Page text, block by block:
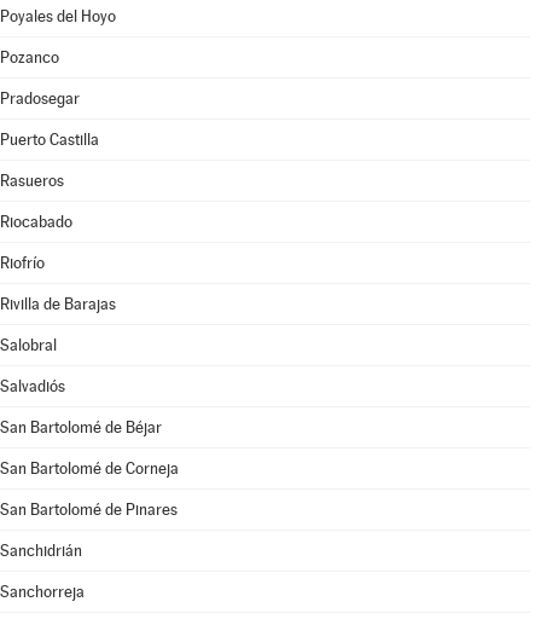
Poyales del Hoyo
Pozanco
Pradosegar
Puerto Castilla
Rasueros
Riocabado
Riofrío
Rivilla de Barajas
Salobral
Salvadiós
San Bartolomé de Béjar
San Bartolomé de Corneja
San Bartolomé de Pinares
Sanchidrián
Sanchorreja